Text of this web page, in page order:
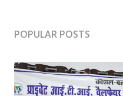
POPULAR POSTS